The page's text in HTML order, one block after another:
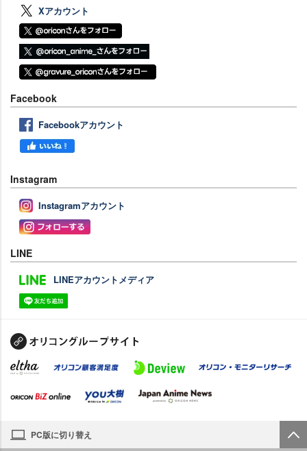
Xアカウント
Facebook
Facebookアカウント
Instagram
Instagramアカウント
LINE
LINEアカウントメディア
PC版に切り替え